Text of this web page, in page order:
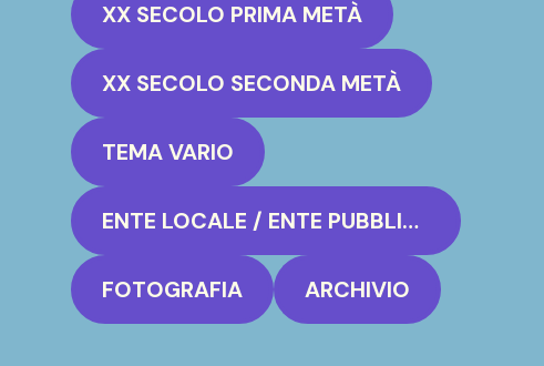
XX SECOLO PRIMA METÀ
XX SECOLO SECONDA METÀ
TEMA VARIO
ENTE LOCALE / ENTE PUBBLICO
FOTOGRAFIA ARCHIVIO